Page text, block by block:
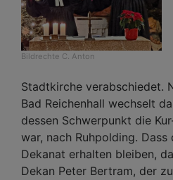
Bildrechte C. Anton
Stadtkirche verabschiedet.
Bad Reichenhall wechselt
dessen Schwerpunkt die
war, nach Ruhpolding. Dass
Dekanat erhalten bleiben,
Dekan Peter Bertram, der